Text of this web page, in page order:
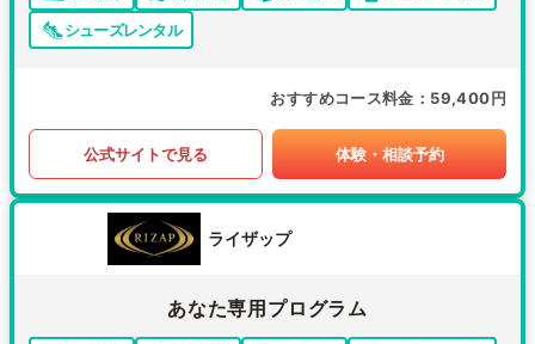
シューズレンタル
おすすめコース料金 59,400円
公式サイトで見る 体験・相談予約
ライザップ
あなた専用プログラム